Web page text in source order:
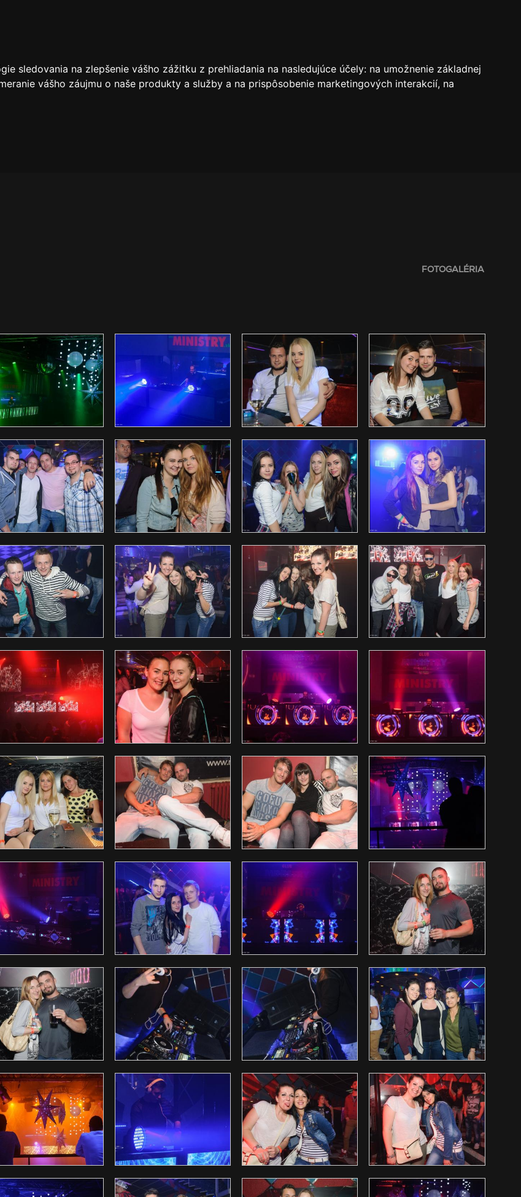
sledovania na zlepšenie vášho zážitku z prehliadania na nasledujúce účely: na umožnenie základnej
vášho záujmu o naše produkty a služby a na prispôsobenie marketingových interakcií, na
FOTOGALÉRIA